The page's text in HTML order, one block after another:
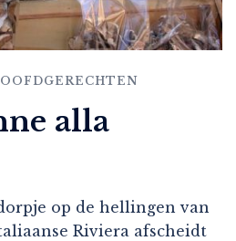
alla
op de hellingen van
Riviera afscheidt